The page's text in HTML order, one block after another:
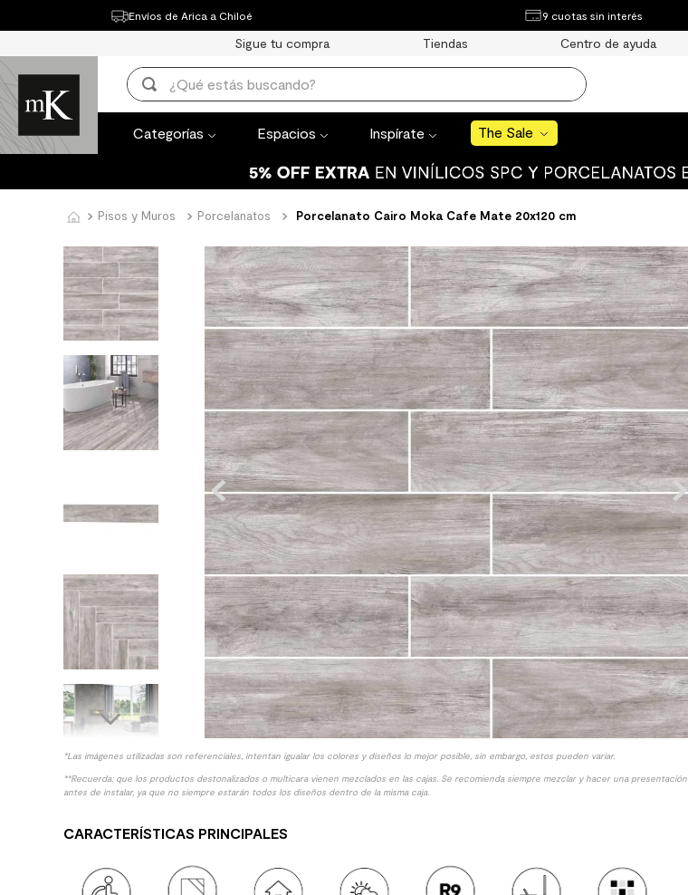
Envíos de Arica a Chiloé 9 cuotas sin interés
Sigue tu compra Tiendas Centro de ayuda
¿Qué estás buscando?
3. lavaplatos
4. espejo
5. ceramica muro
6. porcelanato mate
7. piso vinilico
8. receptaculo
9. spc
10. columna ducha
Categorías Espacios Inspírate The Sale
Categorías Espacios Inspírate The Sale
¿Qué estás buscando?
TÉRMINOS MÁS BUSCADOS
1. mueble baño
2 mampara
4. espejo
5 . ceramica muro
6. porcelanato mate
7. piso vinilico
8. receptaculo
9 spc
10. columna ducha
Pisos y Muros Porcelanatos Porcelanato Cairo Moka Cafe Mate 20x120 cm
*Las imágenes utilizadas son referenciales, intentan igualar los colores y diseños lo mejor posible, sin embargo, estos pueden variar.
**Recuerda: que los productos destonalizados o multicara vienen mezclados en las cajas. Se recomienda siempre mezclar y hacer una presentación
antes de instalar, ya que no siempre estarán todos los diseños dentro de la misma caja.
CARACTERÍSTICAS PRINCIPALES